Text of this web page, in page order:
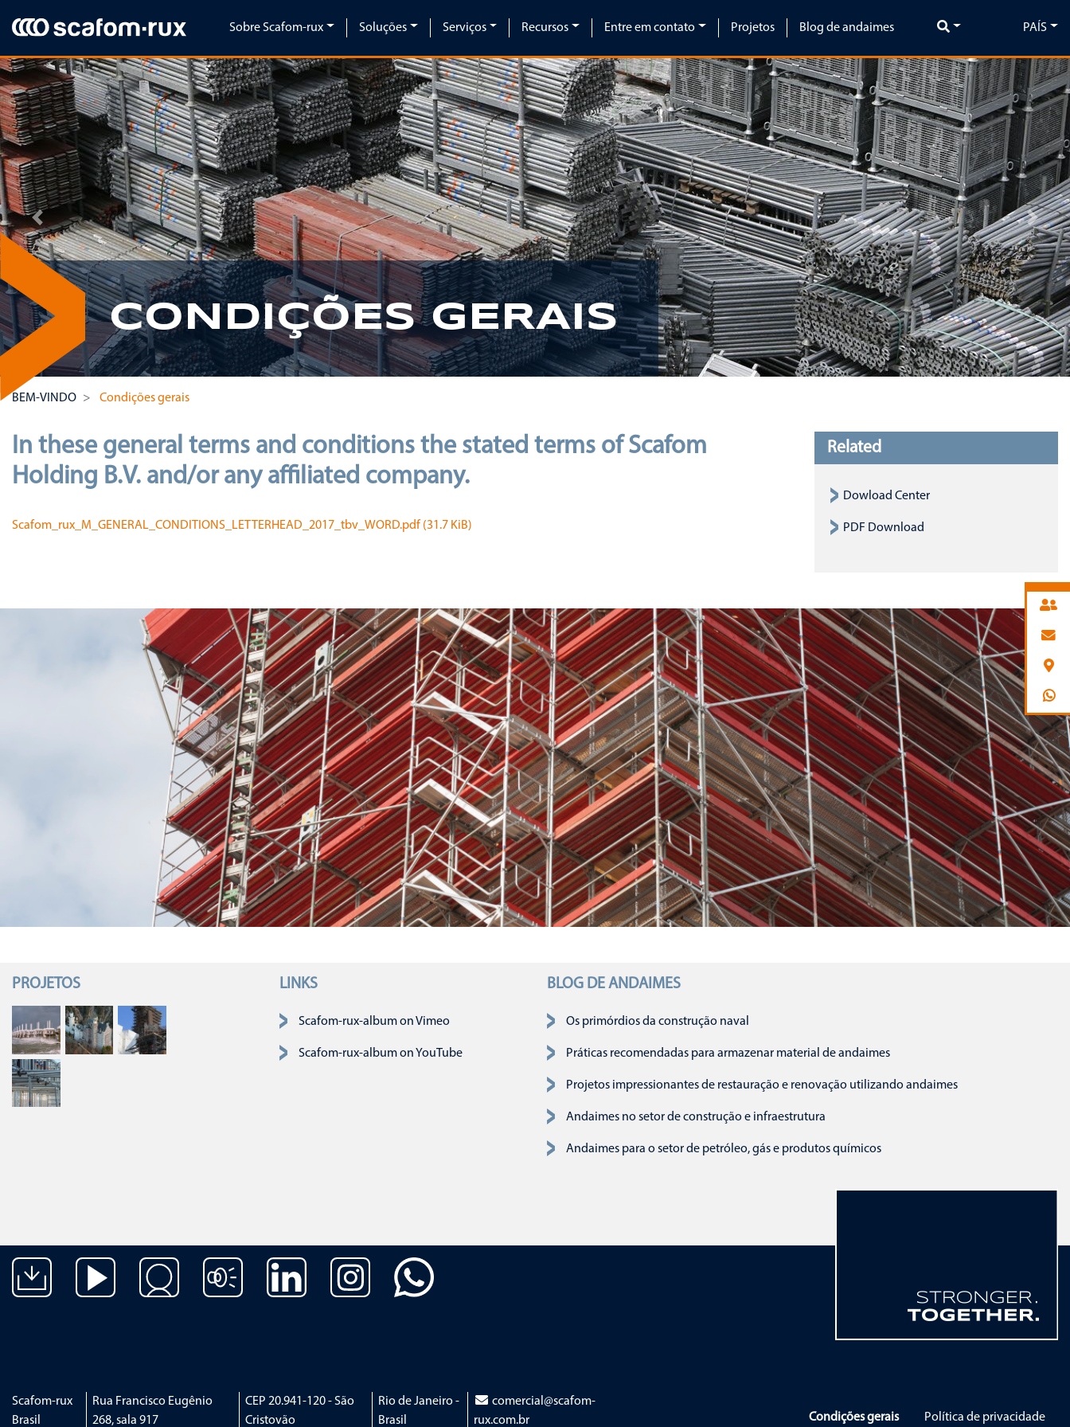
Pular navegação
Sobre Scafom-rux Soluções Serviços Recursos Entre em contato Projetos Blog de andaimes PAÍS
Previous Next
CONDIÇÕES GERAIS
BEM-VINDO Condições gerais
In these general terms and conditions the stated terms of Scafom
Holding B.V. and/or any affiliated company.
Scafom_rux_M_GENERAL_CONDITIONS_LETTERHEAD_2017_tbv_WORD.pdf (31.7 KiB)
Related
Dowload Center
PDF Download
PROJETOS LINKS
Pular navegação
Scafom-rux-album on Vimeo
Scafom-rux-album on YouTube
BLOG DE ANDAIMES
Os primórdios da construção naval
Práticas recomendadas para armazenar material de andaimes
Projetos impressionantes de restauração e renovação utilizando andaimes
Andaimes no setor de construção e infraestrutura
Andaimes para o setor de petróleo, gás e produtos químicos
Pular navegação
Scafom-rux
Brasil
Rua Francisco Eugênio
268, sala 917
CEP 20.941-120 - São
Cristovão
Rio de Janeiro -
Brasil
comercial@scafom-
rux.com.br
Condições gerais Política de privacidade